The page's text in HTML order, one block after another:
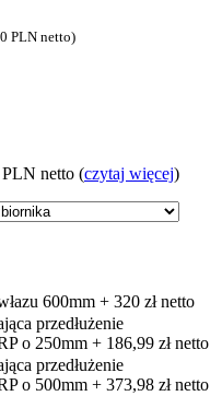
PLNnetto)
netto (czytaj więcej)
600mm + 320 zł netto
przedłużenie
o 250mm + 186,99 zł netto
przedłużenie
o 500mm + 373,98 zł netto